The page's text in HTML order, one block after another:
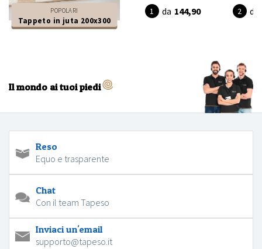
POPOLARI
Tappeto in juta 200x300
da 144,90 da
Il mondo ai tuoi piedi
Reso
Equo e trasparente
Chat
Con il team Tapeso
Inviaci un'email
supporto@tapeso.it